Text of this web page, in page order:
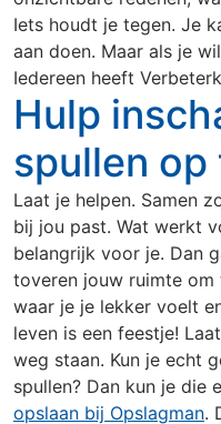
Iets houdt je tegen. Je
aan doen. Maar als je
Iedereen heeft
Hulp
spullen op
Laat je helpen. Samen
bij jou past. Wat werkt
belangrijk voor je. Dan
toveren jouw ruimte
waar je je lekker voelt
leven is een feestje!
weg staan. Kun je echt
spullen? Dan kun je die
opslaan bij Opslagman.